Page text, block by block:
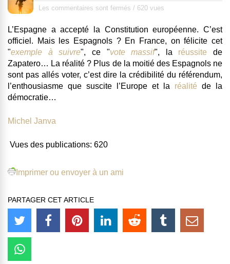
Les commentaires sont fermés / 620 vues
L’Espagne a accepté la Constitution européenne. C’est
officiel. Mais les Espagnols ? En France, on félicite cet
"exemple à suivre", ce "vote massif", la réussite de
Zapatero… La réalité ? Plus de la moitié des Espagnols ne
sont pas allés voter, c’est dire la crédibilité du référendum,
l’enthousiasme que suscite l’Europe et la réalité de la
démocratie…
Michel Janva
Vues des publications: 620
Imprimer ou envoyer à un ami
PARTAGER CET ARTICLE